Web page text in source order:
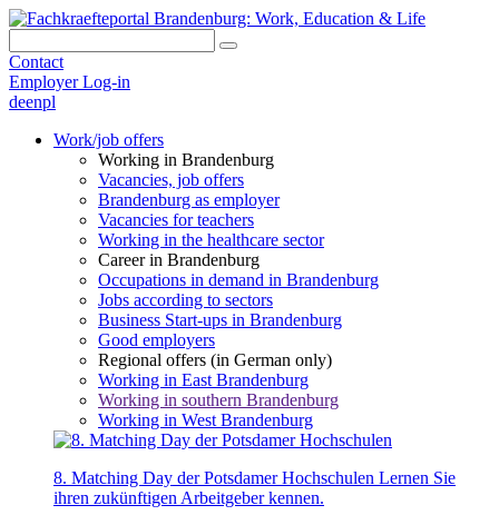
Contact
Employer Log-in
deenpl
Work/job offers
Working in Brandenburg
Vacancies, job offers
Brandenburg as employer
Vacancies for teachers
Working in the healthcare sector
Career in Brandenburg
Occupations in demand in Brandenburg
Jobs according to sectors
Business Start-ups in Brandenburg
Good employers
Regional offers (in German only)
Working in East Brandenburg
Working in southern Brandenburg
Working in West Brandenburg
8. Matching Day der Potsdamer Hochschulen Lernen Sie
ihren zukünftigen Arbeitgeber kennen.